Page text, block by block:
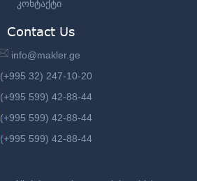
კონტაქტი
Contact Us
info@makler.ge
(+995 32) 247-10-20
(+995 599) 42-88-44
(+995 599) 42-88-44
(+995 599) 42-88-44